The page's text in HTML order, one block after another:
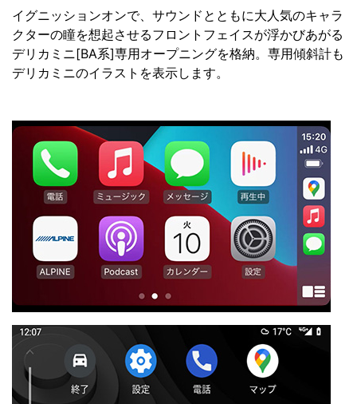
イグニッションオンで、サウンドとともに大人気のキャラ
クターの瞳を想起させるフロントフェイスが浮かびあがる
デリカミニ[BA系]専用オープニングを格納。専用傾斜計も
デリカミニのイラストを表示します。